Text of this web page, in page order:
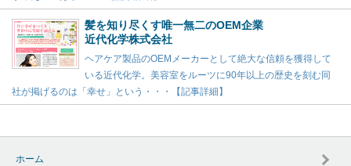
髪を知り尽くす唯一無二のOEM企業
近代化学株式会社
ヘアケア製品のOEMメーカーとして絶大な信頼を獲得して
いる近代化学。美容室をルーツに90年以上の歴史を刻む同
社が掲げるのは「幸せ」という・・・【記事詳細】
ホーム